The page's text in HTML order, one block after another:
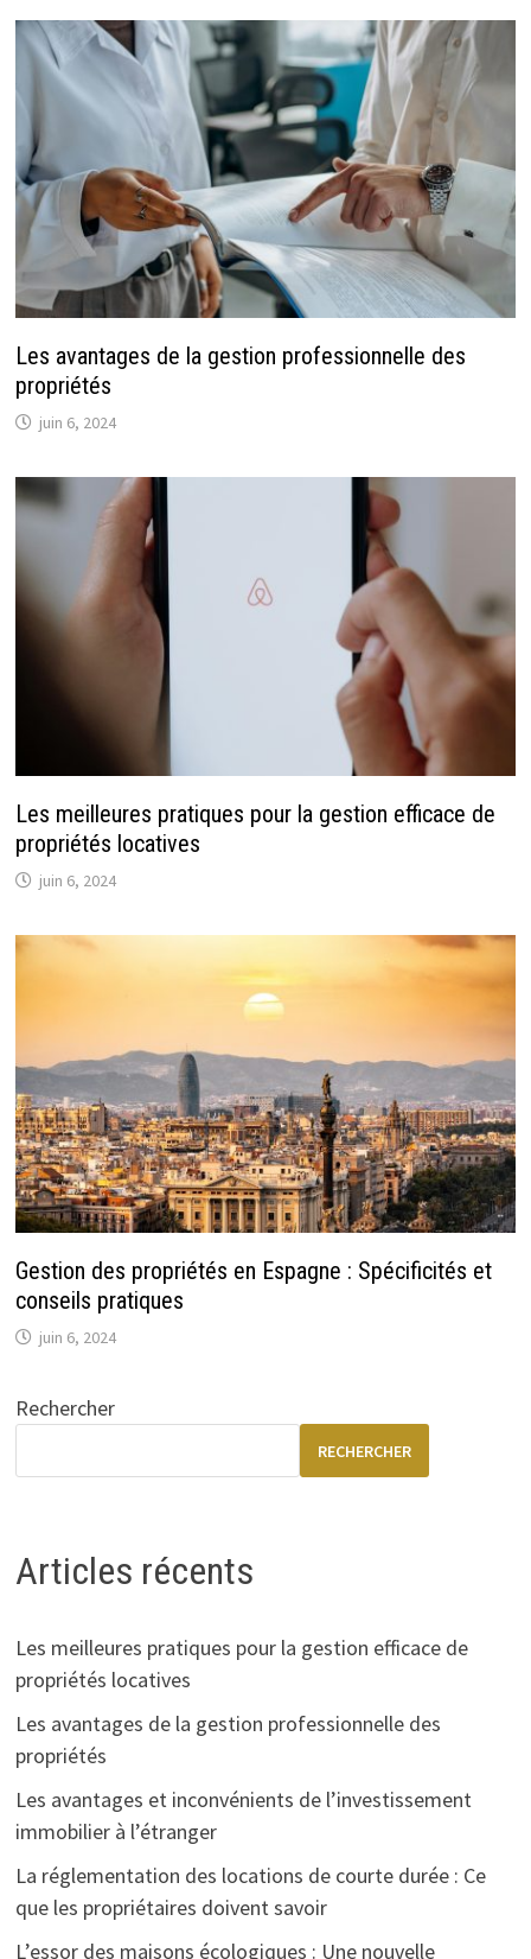
Les avantages de la gestion professionnelle des
propriétés
juin 6, 2024
Les meilleures pratiques pour la gestion efficace de
propriétés locatives
juin 6, 2024
Gestion des propriétés en Espagne : Spécificités et
conseils pratiques
juin 6, 2024
Rechercher
RECHERCHER
Articles récents
Les meilleures pratiques pour la gestion efficace de
propriétés locatives
Les avantages de la gestion professionnelle des
propriétés
Les avantages et inconvénients de l’investissement
immobilier à l’étranger
La réglementation des locations de courte durée : Ce
que les propriétaires doivent savoir
L’essor des maisons écologiques : Une nouvelle